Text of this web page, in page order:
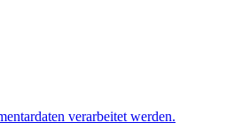
verarbeitet werden.